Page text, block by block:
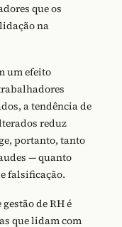
que os
na
um efeito
a tendência de
reduz
portanto, tanto
— quanto
falsificação.
de RH é
que lidam com